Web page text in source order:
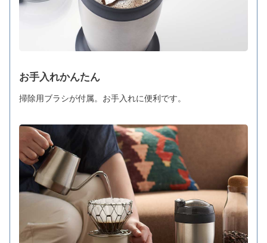
お手入れかんたん
掃除用ブラシが付属。お手入れに便利です。